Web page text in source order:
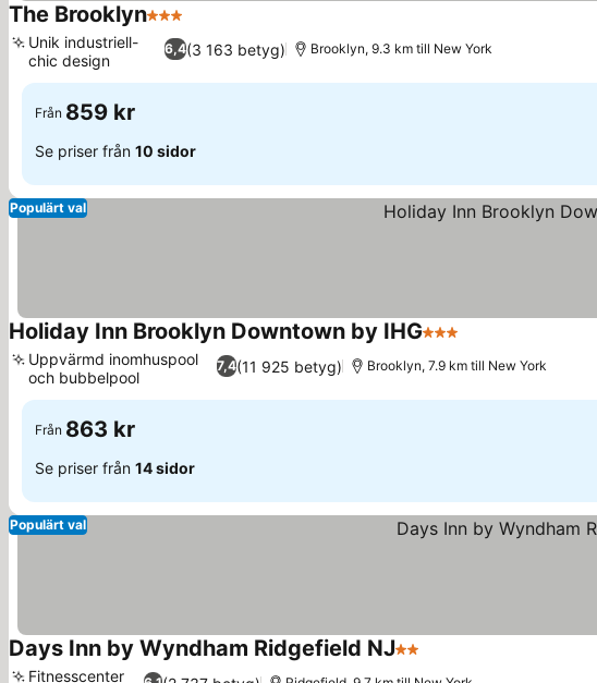
The Brooklyn3 Stjärnor
6,4(3 163 betyg)
Unik industriell-
chic design
Brooklyn, 9.3 km till New York
Från 859 kr
Se priser från 10 sidor
Populärt val
Holiday Inn Brooklyn Downtown by IHG3 Stjärnor
7,4(11 925 betyg)
Uppvärmd inomhuspool
och bubbelpool
Brooklyn, 7.9 km till New York
Från 863 kr
Se priser från 14 sidor
Populärt val
Days Inn by Wyndham Ridgefield NJ2 Stjärnor
Fitnesscenter